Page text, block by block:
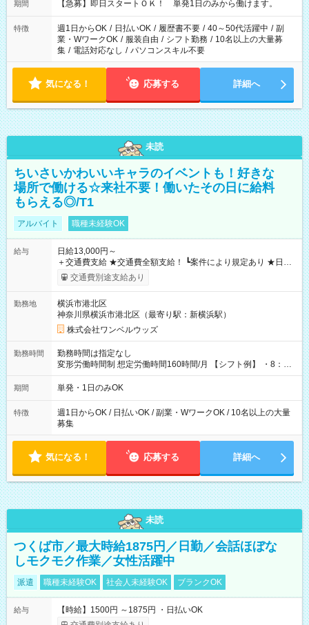
期間 【急募】即日スタートＯＫ！ 単発1日のみから働けます。
特徴 週1日からOK / 日払いOK / 履歴書不要 / 40～50代活躍中 / 副
業・WワークOK / 服装自由 / シフト勤務 / 10名以上の大量募
集 / 電話対応なし / パソコンスキル不要
気になる！ 応募する 詳細へ
未読
ちいさいかわいいキャラのイベントも！好きな
場所で働ける☆来社不要！働いたその日に給料
もらえる◎/T1
アルバイト 職種未経験OK
給与
日給13,000円～
＋交通費支給 ★交通費全額支給！ ┗案件により規定あり ★日払
いOK！（規定あり） ┗働いたその日に現金GET♪ お仕事後はコ
ンビニATMから 日払い分を引き落とせます！ 【試用期間】試
交通費別途支給あり
勤務地
横浜市港北区
神奈川県横浜市港北区（最寄り駅：新横浜駅）
株式会社ワンベルウッズ
勤務時間
勤務時間は指定なし
変形労働時間制 想定労働時間160時間/月 【シフト例】 ・8：00
～21：00
期間 単発・1日のみOK
特徴
週1日からOK / 日払いOK / 副業・WワークOK / 10名以上の大量
募集
気になる！ 応募する 詳細へ
未読
つくば市／最大時給1875円／日勤／会話ほぼな
しモクモク作業／女性活躍中
派遣 職種未経験OK 社会人未経験OK ブランクOK
給与
【時給】1500円 ～1875円 ・日払いOK